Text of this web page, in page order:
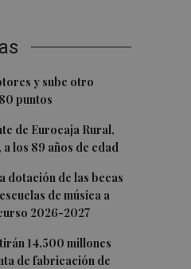
y sube otro
puntos
de Eurocaja Rural,
los 89 años de edad
dotación de las becas
de música a
2026-2027
14.500 millones
de fabricación de